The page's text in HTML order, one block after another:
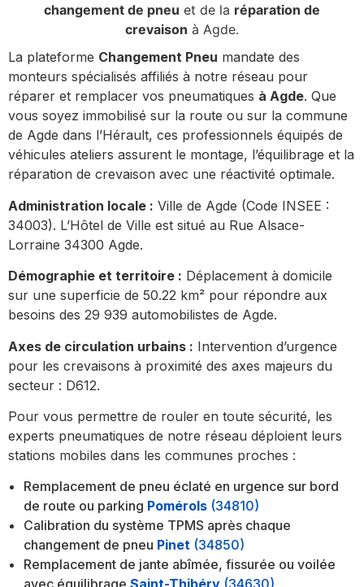
changement de pneu et de la réparation de
crevaison à Agde.
La plateforme Changement Pneu mandate des
monteurs spécialisés affiliés à notre réseau pour
réparer et remplacer vos pneumatiques à Agde. Que
vous soyez immobilisé sur la route ou sur la commune
de Agde dans l’Hérault, ces professionnels équipés de
véhicules ateliers assurent le montage, l’équilibrage et la
réparation de crevaison avec une réactivité optimale.
Administration locale : Ville de Agde (Code INSEE :
34003). L’Hôtel de Ville est situé au Rue Alsace-
Lorraine 34300 Agde.
Démographie et territoire : Déplacement à domicile
sur une superficie de 50.22 km² pour répondre aux
besoins des 29 939 automobilistes de Agde.
Axes de circulation urbains : Intervention d’urgence
pour les crevaisons à proximité des axes majeurs du
secteur : D612.
Pour vous permettre de rouler en toute sécurité, les
experts pneumatiques de notre réseau déploient leurs
stations mobiles dans les communes proches :
Remplacement de pneu éclaté en urgence sur bord
de route ou parking Pomérols (34810)
Calibration du système TPMS après chaque
changement de pneu Pinet (34850)
Remplacement de jante abîmée, fissurée ou voilée